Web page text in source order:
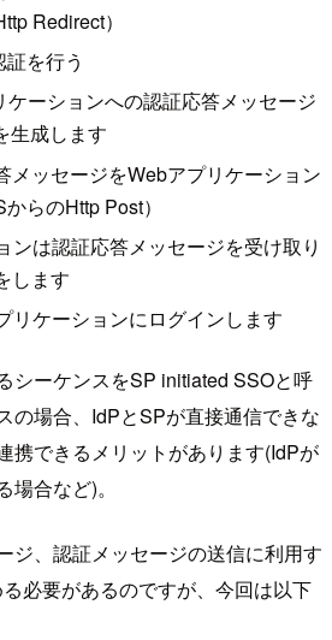
Redirect）
を行う
ーションへの認証応答メッセージ
生成します
メッセージをWebアプリケーション
らのHttp Post）
ンは認証応答メッセージを受け取り
します
リケーションにログインします
シーケンスをSP initiated SSOと呼
の場合、IdPとSPが直接通信できな
携できるメリットがあります(IdPが
合など)。
ジ、認証メッセージの送信に利用す
必要があるのですが、今回は以下